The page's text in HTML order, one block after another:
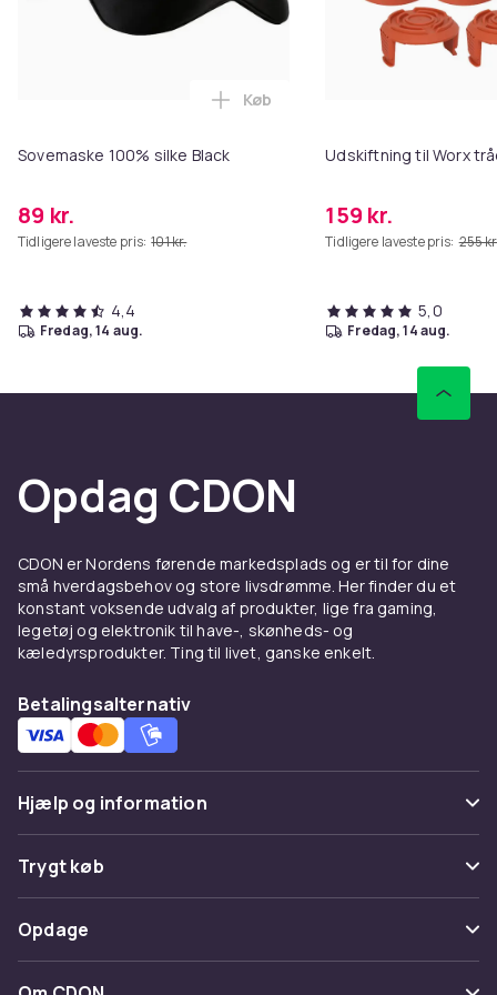
Sovemaske 100% silke Black
89 kr.
Tidligere laveste pris: 101 kr.
Læg Sovemaske 100% silke
Køb
4,4
fredag, 14 aug.
Udskiftning til Worx
159 kr.
Tidligere laveste pris: 255
5,0
fredag, 14 aug.
Opdag CDON
CDON er Nordens førende markedsplads og er til for dine
små hverdagsbehov og store livsdrømme. Her finder du et
konstant voksende udvalg af produkter, lige fra gaming,
legetøj og elektronik til have-, skønheds- og
kæledyrsprodukter. Ting til livet, ganske enkelt.
Betalingsalternativ
Hjælp og information
Ofte stillede spørgsmål
Spor pakke
Fortryd & returner her
Trygt køb
Betaling
Levering
Opdage
Kategorier